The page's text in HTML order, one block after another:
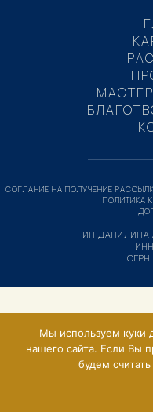
ИП ДАНИЛИНА
ОГРН
СОГЛАНИЕ НА ПОЛУЧЕНИЕ
ПОЛИТИКА
Мы используем куки
нашего сайта. Если Вы
будем